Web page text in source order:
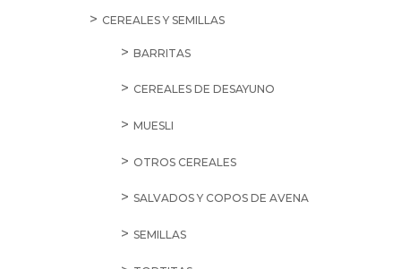
CEREALES Y SEMILLAS
BARRITAS
CEREALES DE DESAYUNO
MUESLI
OTROS CEREALES
SALVADOS Y COPOS DE AVENA
SEMILLAS